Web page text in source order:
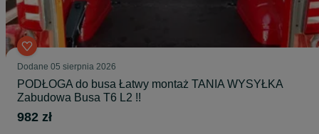
Dodane 05 sierpnia 2026
PODŁOGA do busa Łatwy montaż TANIA WYSYŁKA
Zabudowa Busa T6 L2 !!
982 zł